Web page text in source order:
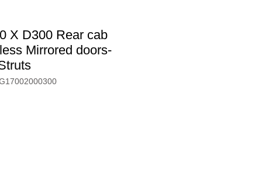
X D300 Rear cab
Mirrored doors-